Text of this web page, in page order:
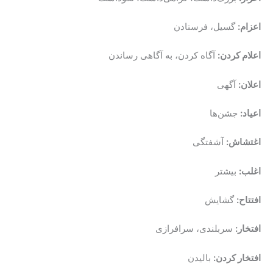
اعزام: گسیل، فرستادن
اعلام کردن: آگاه کردن، به آگاهی رساندن
اعلان: آگهی
اعیاد: جشن‌ها
اغتشاش: آشفتگی
اغلب: بیشتر
افتتاح: گشایش
افتخار: سربلندی، سرافرازی
افتخار کردن: بالیدن